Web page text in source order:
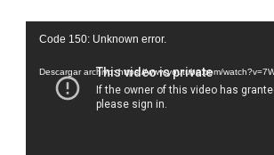
Reproductor
vídeo
Code 150: Unknown error.
Descargar archivo: https://www.youtube.com/